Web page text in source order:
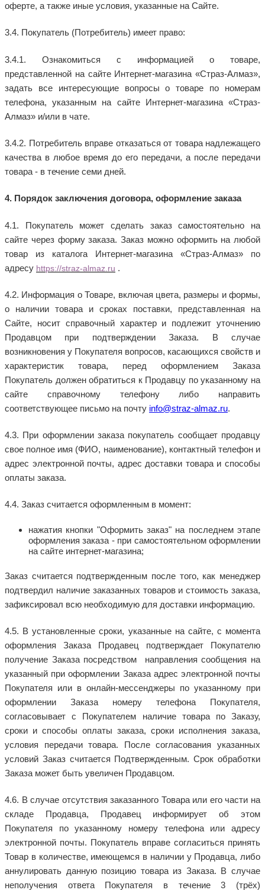
оферте, а также иные условия, указанные на Сайте.
3.4. Покупатель (Потребитель) имеет право:
3.4.1. Ознакомиться с информацией о товаре,
представленной на сайте Интернет-магазина «Страз-Алмаз»,
задать все интересующие вопросы о товаре по номерам
телефона, указанным на сайте Интернет-магазина «Страз-
Алмаз» и/или в чате.
3.4.2. Потребитель вправе отказаться от товара надлежащего
качества в любое время до его передачи, а после передачи
товара - в течение семи дней.
4. Порядок заключения договора, оформление заказа
4.1. Покупатель может сделать заказ самостоятельно на
сайте через форму заказа. Заказ можно оформить на любой
товар из каталога Интернет-магазина «Страз-Алмаз» по
адресу https://straz-almaz .ru .
4.2. Информация о Товаре, включая цвета, размеры и формы,
о наличии товара и сроках поставки, представленная на
Сайте, носит справочный характер и подлежит уточнению
Продавцом при подтверждении Заказа. В случае
возникновения у Покупателя вопросов, касающихся свойств и
характеристик товара, перед оформлением Заказа
Покупатель должен обратиться к Продавцу по указанному на
сайте справочному телефону либо направить
соответствующее письмо на почту info@straz-almaz.ru.
4.3. При оформлении заказа покупатель сообщает продавцу
свое полное имя (ФИО, наименование), контактный телефон и
адрес электронной почты, адрес доставки товара и способы
оплаты заказа.
4.4. Заказ считается оформленным в момент:
нажатия кнопки "Оформить заказ" на последнем этапе
оформления заказа - при самостоятельном оформлении
на сайте интернет-магазина;
Заказ считается подтвержденным после того, как менеджер
подтвердил наличие заказанных товаров и стоимость заказа,
зафиксировал всю необходимую для доставки информацию.
4.5. В установленные сроки, указанные на сайте, с момента
оформления Заказа Продавец подтверждает Покупателю
получение Заказа посредством направления сообщения на
указанный при оформлении Заказа адрес электронной почты
Покупателя или в онлайн-мессенджеры по указанному при
оформлении Заказа номеру телефона Покупателя,
согласовывает с Покупателем наличие товара по Заказу,
сроки и способы оплаты заказа, сроки исполнения заказа,
условия передачи товара. После согласования указанных
условий Заказ считается Подтвержденным. Срок обработки
Заказа может быть увеличен Продавцом.
4.6. В случае отсутствия заказанного Товара или его части на
складе Продавца, Продавец информирует об этом
Покупателя по указанному номеру телефона или адресу
электронной почты. Покупатель вправе согласиться принять
Товар в количестве, имеющемся в наличии у Продавца, либо
аннулировать данную позицию товара из Заказа. В случае
неполучения ответа Покупателя в течение 3 (трёх)